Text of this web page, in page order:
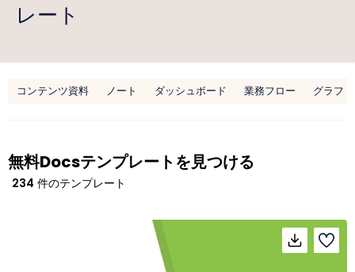
レート
コンテンツ資料 ノート ダッシュボード 業務フロー グラフ
無料Docsテンプレートを見つける
234 件のテンプレート